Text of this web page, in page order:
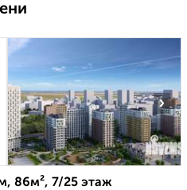
›
86м², 7/25 этаж